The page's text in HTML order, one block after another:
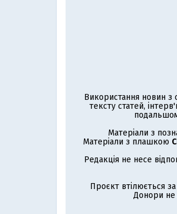
Використання новин з
тексту статей,
Матеріали з
Матеріали з плашкою
Редакція не несе
Проєкт втілюється
Донори не